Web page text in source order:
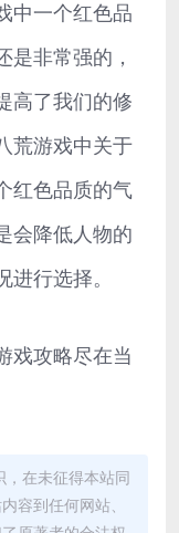
中一个红色品
是非常强的，
高了我们的修
荒游戏中关于
红色品质的气
会降低人物的
行选择。
戏攻略尽在当
，在未征得本站同
容到任何网站、